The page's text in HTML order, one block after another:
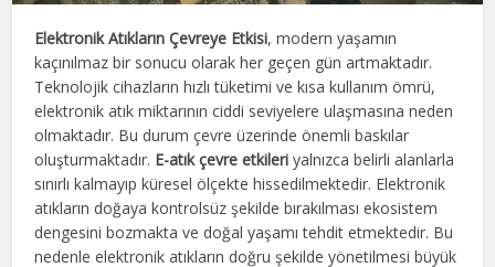
Elektronik Atıkların Çevreye Etkisi, modern yaşamın
kaçınılmaz bir sonucu olarak her geçen gün artmaktadır.
Teknolojik cihazların hızlı tüketimi ve kısa kullanım ömrü,
elektronik atık miktarının ciddi seviyelere ulaşmasına neden
olmaktadır. Bu durum çevre üzerinde önemli baskılar
oluşturmaktadır. E-atık çevre etkileri yalnızca belirli alanlarla
sınırlı kalmayıp küresel ölçekte hissedilmektedir. Elektronik
atıkların doğaya kontrolsüz şekilde bırakılması ekosistem
dengesini bozmakta ve doğal yaşamı tehdit etmektedir. Bu
nedenle elektronik atıkların doğru şekilde yönetilmesi büyük